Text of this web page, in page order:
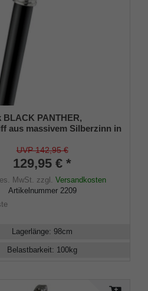
BLACK PANTHER,
aus massivem Silberzinn in
Hartholz, inklusiv
98 cm.
UVP 142,95 €
129,95 € *
MwSt. zzgl. Versandkosten
Artikelnummer 2209
Lagerlänge:98cm
Belastbarkeit: 100kg